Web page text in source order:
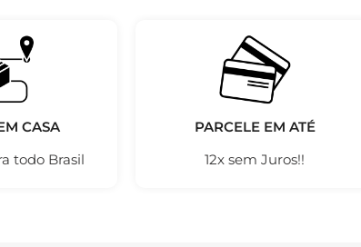
CASA
todo Brasil
PARCELE EM ATÉ
12x sem Juros!!